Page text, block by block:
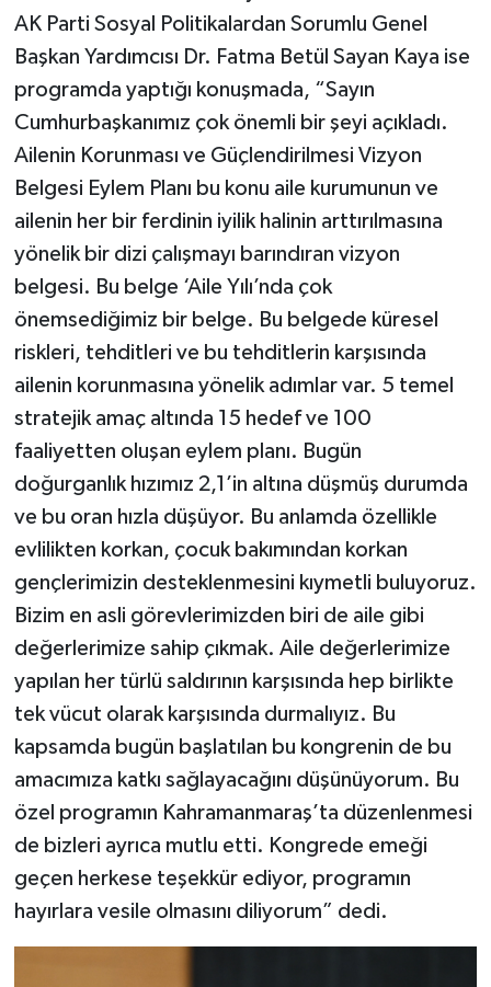
AK Parti Sosyal Politikalardan Sorumlu Genel
Başkan Yardımcısı Dr. Fatma Betül Sayan Kaya ise
programda yaptığı konuşmada, “Sayın
Cumhurbaşkanımız çok önemli bir şeyi açıkladı.
Ailenin Korunması ve Güçlendirilmesi Vizyon
Belgesi Eylem Planı bu konu aile kurumunun ve
ailenin her bir ferdinin iyilik halinin arttırılmasına
yönelik bir dizi çalışmayı barındıran vizyon
belgesi. Bu belge ‘Aile Yılı’nda çok
önemsediğimiz bir belge. Bu belgede küresel
riskleri, tehditleri ve bu tehditlerin karşısında
ailenin korunmasına yönelik adımlar var. 5 temel
stratejik amaç altında 15 hedef ve 100
faaliyetten oluşan eylem planı. Bugün
doğurganlık hızımız 2,1’in altına düşmüş durumda
ve bu oran hızla düşüyor. Bu anlamda özellikle
evlilikten korkan, çocuk bakımından korkan
gençlerimizin desteklenmesini kıymetli buluyoruz.
Bizim en asli görevlerimizden biri de aile gibi
değerlerimize sahip çıkmak. Aile değerlerimize
yapılan her türlü saldırının karşısında hep birlikte
tek vücut olarak karşısında durmalıyız. Bu
kapsamda bugün başlatılan bu kongrenin de bu
amacımıza katkı sağlayacağını düşünüyorum. Bu
özel programın Kahramanmaraş’ta düzenlenmesi
de bizleri ayrıca mutlu etti. Kongrede emeği
geçen herkese teşekkür ediyor, programın
hayırlara vesile olmasını diliyorum” dedi.